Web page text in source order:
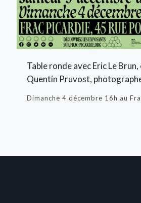
Table ronde avec Eric Le
Quentin Pruvost,
Dimanche 4 décembre 16h au